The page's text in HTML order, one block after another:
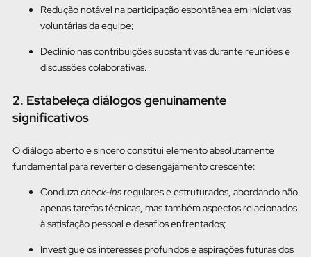
Redução notável na participação espontânea em iniciativas
voluntárias da equipe;
Declínio nas contribuições substantivas durante reuniões e
discussões colaborativas.
2. Estabeleça diálogos genuinamente
significativos
O diálogo aberto e sincero constitui elemento absolutamente
fundamental para reverter o desengajamento crescente:
Conduzacheck-insregulares e estruturados, abordando não
apenas tarefas técnicas, mas também aspectos relacionados
à satisfação pessoal e desafios enfrentados;
Investigue os interesses profundos e aspirações futuras dos